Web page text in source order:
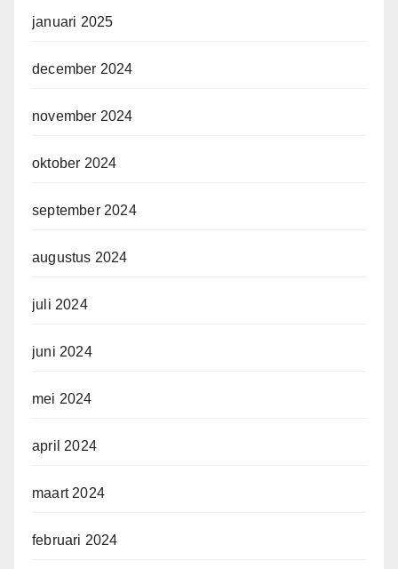
januari 2025
december 2024
november 2024
oktober 2024
september 2024
augustus 2024
juli 2024
juni 2024
mei 2024
april 2024
maart 2024
februari 2024